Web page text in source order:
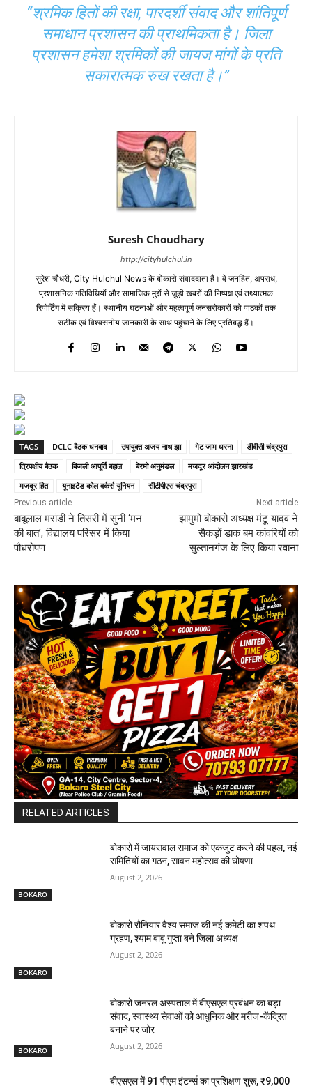
“श्रमिक हितों की रक्षा, पारदर्शी संवाद और शांतिपूर्ण
समाधान प्रशासन की प्राथमिकता है। जिला
प्रशासन हमेशा श्रमिकों की जायज मांगों के प्रति
सकारात्मक रुख रखता है।”
Suresh Choudhary
http://cityhulchul.in
सुरेश चौधरी, City Hulchul News के बोकारो संवाददाता हैं। वे जनहित, अपराध,
प्रशासनिक गतिविधियों और सामाजिक मुद्दों से जुड़ी खबरों की निष्पक्ष एवं तथ्यात्मक
रिपोर्टिंग में सक्रिय हैं। स्थानीय घटनाओं और महत्वपूर्ण जनसरोकारों को पाठकों तक
सटीक एवं विश्वसनीय जानकारी के साथ पहुंचाने के लिए प्रतिबद्ध हैं।
TAGS DCLC बैठक धनबाद उपायुक्त अजय नाथ झा गेट जाम धरना
डीवीसी चंद्रपुरा
त्रिपक्षीय बैठक
बिजली आपूर्ति बहाल बेरमो अनुमंडल
मजदूर आंदोलन झारखंड
मजदूर हित
यूनाइटेड कोल वर्कर्स यूनियन सीटीपीएस चंद्रपुरा
Previous article
बाबूलाल मरांडी ने तिसरी में सुनी ‘मन
की बात’, विद्यालय परिसर में किया
पौधरोपण
Next article
झामुमो बोकारो अध्यक्ष मंटू यादव ने
सैकड़ों डाक बम कांवरियों को
सुल्तानगंज के लिए किया रवाना
RELATED ARTICLES
BOKARO
बोकारो में जायसवाल समाज को एकजुट करने की पहल, नई
समितियों का गठन, सावन महोत्सव की घोषणा
August 2, 2026
BOKARO
बोकारो रौनियार वैश्य समाज की नई कमेटी का शपथ
ग्रहण, श्याम बाबू गुप्ता बने जिला अध्यक्ष
August 2, 2026
BOKARO
बोकारो जनरल अस्पताल में बीएसएल प्रबंधन का बड़ा
संवाद, स्वास्थ्य सेवाओं को आधुनिक और मरीज-केंद्रित
बनाने पर जोर
August 2, 2026
बीएसएल में 91 पीएम इंटर्न्स का प्रशिक्षण शुरू, ₹9,000